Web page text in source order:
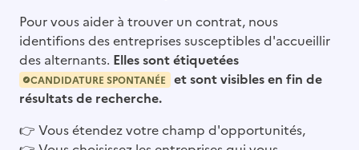
Pour vous aider à trouver un contrat, nous
identifions des entreprises susceptibles d'accueillir
des alternants. Elles sont étiquetées
CANDIDATURE SPONTANÉE
et sont visibles en fin de
résultats de recherche.
👉 Vous étendez votre champ d'opportunités,